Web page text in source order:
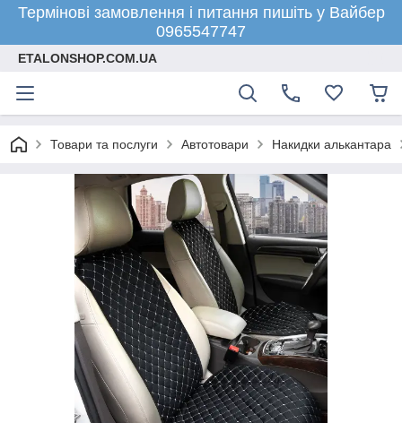
Термінові замовлення і питання пишіть у Вайбер
0965547747
ETALONSHOP.COM.UA
Товари та послуги Автотовари Накидки алькантара